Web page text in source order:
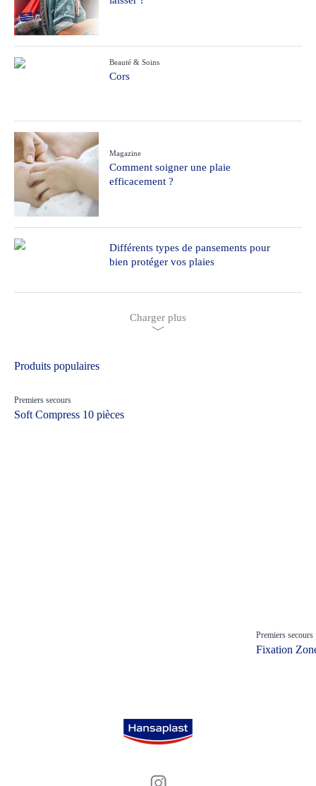
Beauté & Soins
Cors
Magazine
Comment soigner une plaie
efficacement ?
Différents types de pansements pour
bien protéger vos plaies
Charger plus
Produits populaires
Premiers secours
Soft Compress 10 pièces
Premiers secours
Fixation